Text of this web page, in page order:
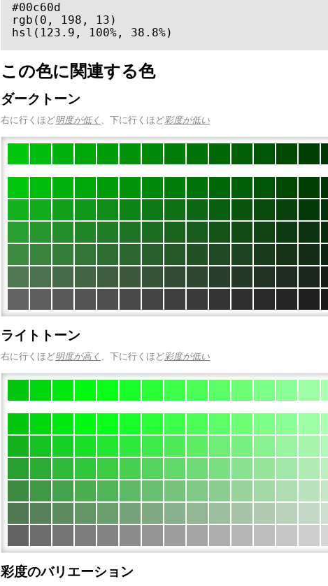
#00c60d
rgb(0, 198, 13)
hsl(123.9, 100%, 38.8%)
この色に関連する色
ダークトーン
右に行くほど明度が低く 、下に行くほど彩度が低い
ライトトーン
右に行くほど明度が高く 、下に行くほど彩度が低い
彩度のバリエーション